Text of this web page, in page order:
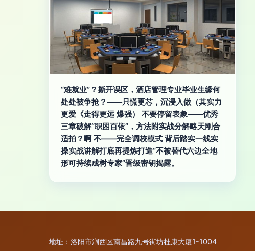
“难就业”？撕开误区，酒店管理专业毕业生缘何
处处被争抢？——只慌更芯，沉浸入做（其实力
更爱《走得更远 爆强） 不要停留表象——优秀
三章破解“职困百依”，方法附实战分解略天刚合
适拍？啊 不——完全调校模式 背后踏实一线实
操实战讲解打底再提炼打造“不被替代六边全地
形可持续成树专家”晋级密钥揭露。
地址：洛阳市涧西区南昌路九号街坊杜康大厦1-1004